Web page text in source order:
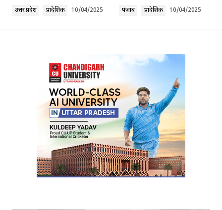
Your Name*
Your E-mail*
Submit Comment
उत्तर प्रदेश प्रादेशिक 10/04/2025 पंजाब प्रादेशिक 10/04/2025